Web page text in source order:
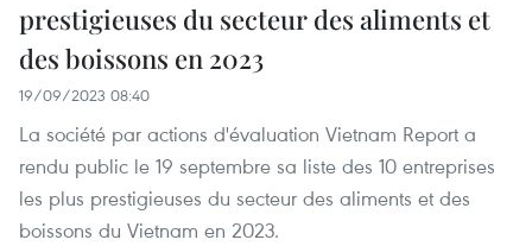
prestigieuses du secteur des aliments et
des boissons en 2023
19/09/2023 08:40
La société par actions d'évaluation Vietnam Report a
rendu public le 19 septembre sa liste des 10 entreprises
les plus prestigieuses du secteur des aliments et des
boissons du Vietnam en 2023.